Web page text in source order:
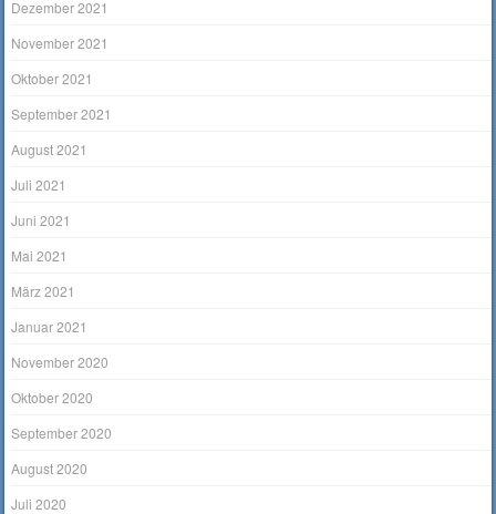
Dezember 2021
November 2021
Oktober 2021
September 2021
August 2021
Juli 2021
Juni 2021
Mai 2021
März 2021
Januar 2021
November 2020
Oktober 2020
September 2020
August 2020
Juli 2020